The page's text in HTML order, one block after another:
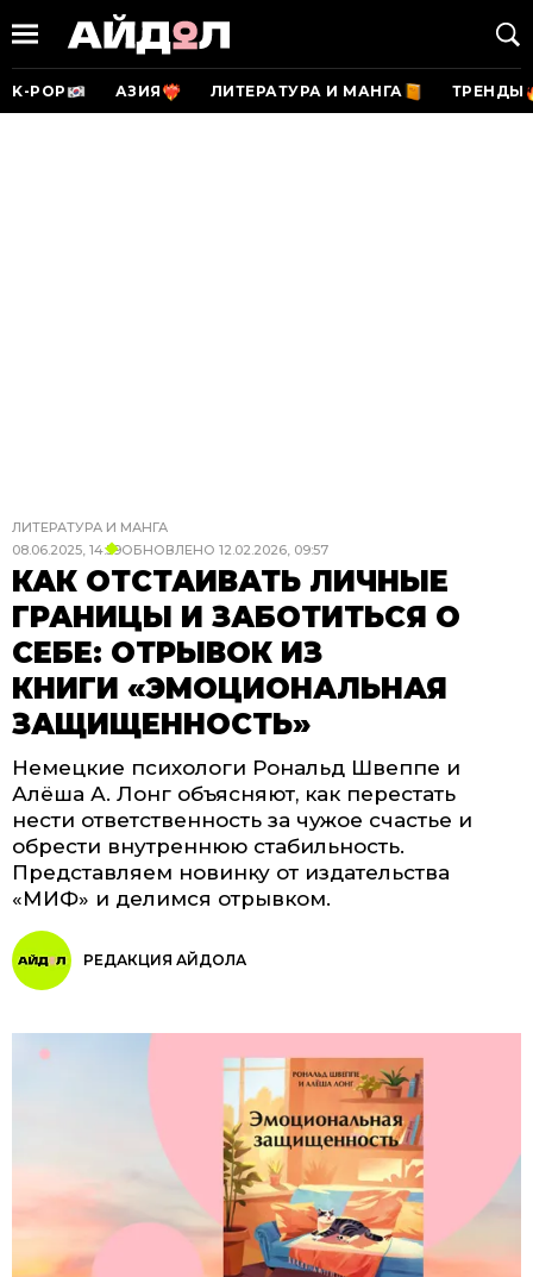
K-POP АЗИЯ ЛИТЕРАТУРА И МАНГА ТРЕНДЫ
ЛИТЕРАТУРА И МАНГА
08.06.2025, 14:59ОБНОВЛЕНО 12.02.2026, 09:57
КАК ОТСТАИВАТЬ ЛИЧНЫЕ
ГРАНИЦЫ И ЗАБОТИТЬСЯ О
СЕБЕ: ОТРЫВОК ИЗ
КНИГИ «ЭМОЦИОНАЛЬНАЯ
ЗАЩИЩЕННОСТЬ»
Немецкие психологи Рональд Швеппе и
Алёша А. Лонг объясняют, как перестать
нести ответственность за чужое счастье и
обрести внутреннюю стабильность.
Представляем новинку от издательства
«МИФ» и делимся отрывком.
РЕДАКЦИЯ АЙДОЛА